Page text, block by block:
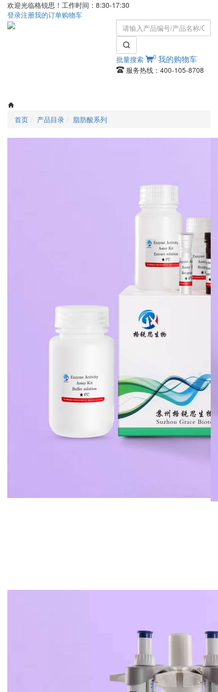
欢迎光临格锐思！工作时间：8:30-17:30
登录注册我的订单购物车
批量搜索 0 我的购物车
服务热线：400-105-8708
首页 产品目录 脂肪酸系列